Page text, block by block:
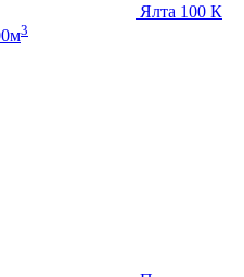
Ялта 100 К
3